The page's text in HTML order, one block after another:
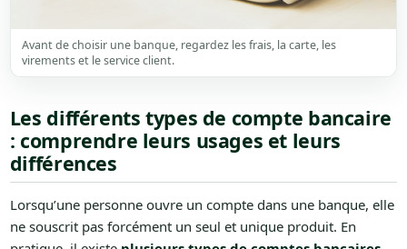
Avant de choisir une banque, regardez les frais, la carte, les
virements et le service client.
Les différents types de compte bancaire
: comprendre leurs usages et leurs
différences
Lorsqu’une personne ouvre un compte dans une banque, elle
ne souscrit pas forcément un seul et unique produit. En